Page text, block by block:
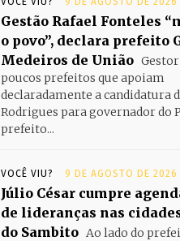
Gestão Rafael Fonteles
o povo”, declara prefeito
Medeiros de União
poucos prefeitos que apoiam
declaradamente a candidatura
Rodrigues para governador do
prefeito...
VOCÊ VIU? 9 DE AGOSTO DE 2026
Júlio César cumpre
de lideranças nas
do Sambito Ao lado do